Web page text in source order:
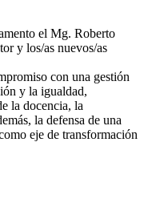
el Mg. Roberto
y los/as nuevos/as
con una gestión
y la igualdad,
la docencia, la
la defensa de una
eje de transformación